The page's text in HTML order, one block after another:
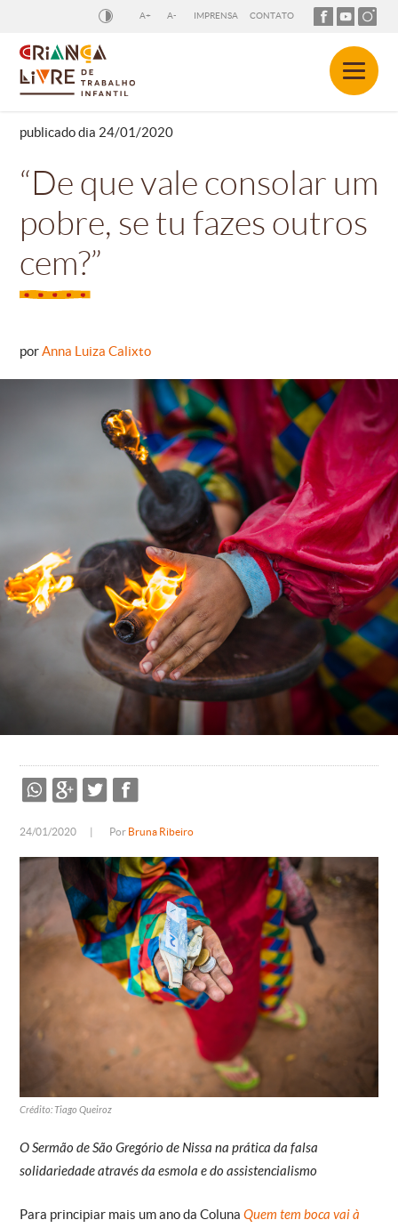
A+ A- IMPRENSA CONTATO
publicado dia 24/01/2020
“De que vale consolar um
pobre, se tu fazes outros
cem?”
porAnna Luiza Calixto
24/01/2020 Por Bruna Ribeiro
Crédito: Tiago Queiroz
O Sermão de São Gregório de Nissa na prática da falsa
solidariedade através da esmola e do assistencialismo
Para principiar mais um ano da Coluna Quem tem boca vai à